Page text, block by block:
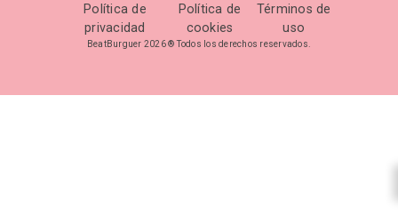
Política de
privacidad
Política de
cookies
Términos de
uso
BeatBurguer 2026 ® Todos los derechos reservados.